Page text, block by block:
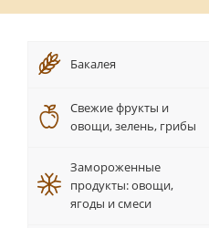
Бакалея
Свежие фрукты и
овощи, зелень, грибы
Замороженные
продукты: овощи,
ягоды и смеси